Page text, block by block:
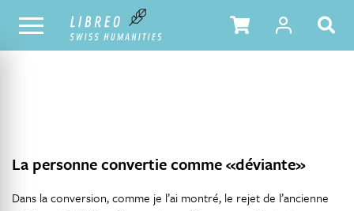
NOTRE CATALOGUE TABLE DES MATIÈRES
La personne convertie comme «déviante»
Dans la conversion, comme je l’ai montré, le rejet de l’ancienne